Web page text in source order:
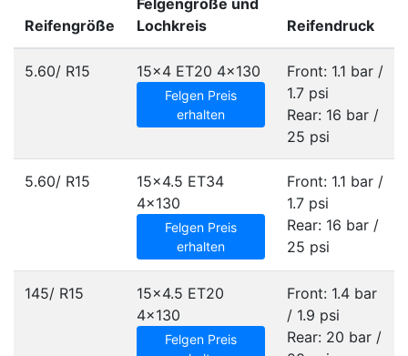
Reifengröße
Felgengröße und
Lochkreis
Reifendruck
5.60/ R15 15x4 ET20 4x130
Felgen Preis
erhalten
Front: 1.1 bar /
1.7 psi
Rear: 16 bar /
25 psi
5.60/ R15
15x4.5 ET34
4x130
Felgen Preis
erhalten
Front: 1.1 bar /
1.7 psi
Rear: 16 bar /
25 psi
145/ R15
15x4.5 ET20
4x130
Felgen Preis
Front: 1.4 bar
/ 1.9 psi
Rear: 20 bar /